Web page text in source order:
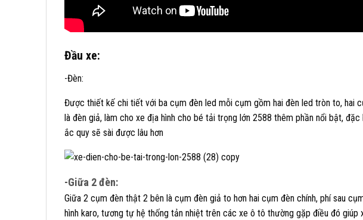
Đầu xe:
-Đèn:
Được thiết kế chi tiết với ba cụm đèn led mỗi cụm gồm hai đèn led tròn to, hai
là đèn giả, làm cho xe địa hình cho bé tải trọng lớn 2588 thêm phần nổi bật,
ắc quy sẽ sài được lâu hơn
-Giữa 2 đèn:
Giữa 2 cụm đèn thật 2 bên là cụm đèn giả to hơn hai cụm đèn chính, phí sau
hình karo, tương tự hệ thống tản nhiệt trên các xe ô tô thường gặp điều đó